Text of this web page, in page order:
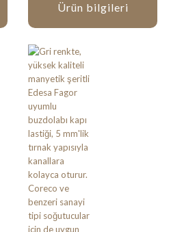
Ürün bilgileri